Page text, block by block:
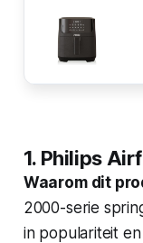
1. Philips
Waarom dit
2000-serie
in populariteit